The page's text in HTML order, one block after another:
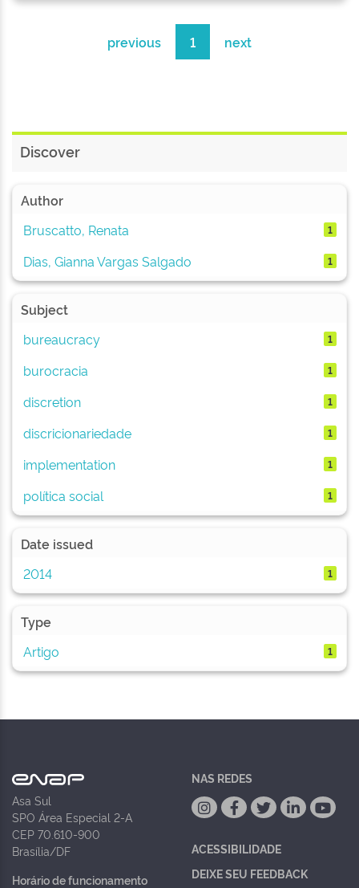
previous 1 next
Discover
Author
Bruscatto, Renata
1
Dias, Gianna Vargas Salgado 1
Subject
bureaucracy
1
burocracia 1
discretion 1
discricionariedade 1
implementation 1
política social 1
Date issued
2014
1
Type
Artigo
1
Asa Sul
SPO Área Especial 2-A
CEP 70.610-900
Brasília/DF
Horário de funcionamento
NAS REDES
ACESSIBILIDADE
DEIXE SEU FEEDBACK